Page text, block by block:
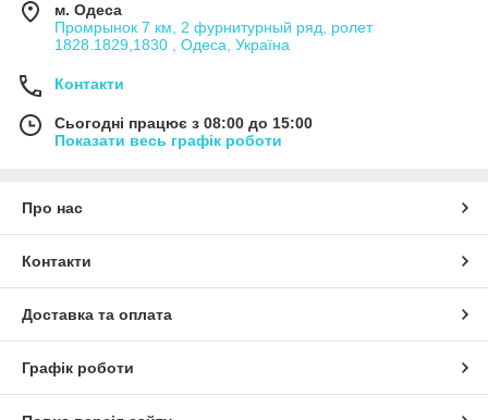
м. Одеса
Промрынок 7 км, 2 фурнитурный ряд, ролет
1828.1829,1830 , Одеса, Україна
Контакти
Сьогодні працює з 08:00 до 15:00
Показати весь графік роботи
Про нас
Контакти
Доставка та оплата
Графік роботи